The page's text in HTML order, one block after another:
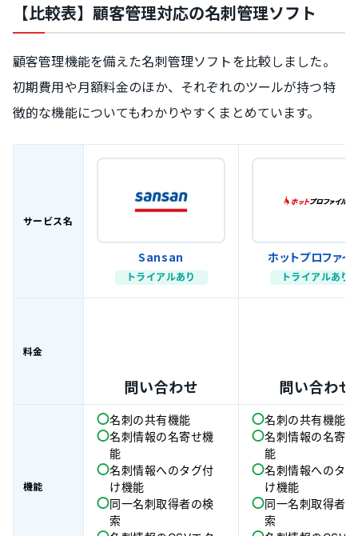
【比較表】顧客管理対応の名刺管理ソフト
顧客管理機能を備えた名刺管理ソフトを比較しました。
初期費用や月額料金のほか、それぞれのツールが持つ特
徴的な機能についてもわかりやすくまとめています。
サービス名
Sansan
トライアルあり
ホットプロファイ
トライアルあり
料金
問い合わせ 問い合わせ
機能
名刺の共有機能
名刺情報の名寄せ機
能
名刺情報へのタグ付
け機能
同一名刺取得者の検
索
名刺の共有機能
名刺情報の名寄
能
名刺情報へのタ
け機能
同一名刺取得者
索